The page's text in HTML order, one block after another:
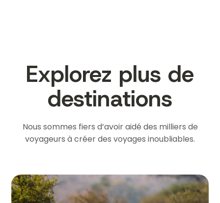
Explorez plus de
destinations
Nous sommes fiers d’avoir aidé des milliers de
voyageurs à créer des voyages inoubliables.